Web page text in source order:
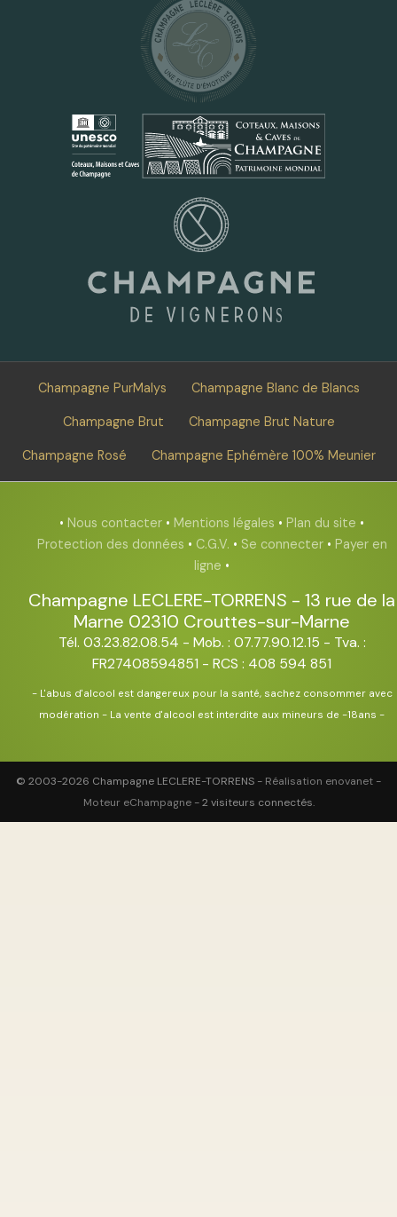
Champagne PurMalys Champagne Blanc de Blancs
Champagne Brut Champagne Brut Nature
Champagne Rosé Champagne Ephémère 100% Meunier
• Nous contacter • Mentions légales • Plan du site •
Protection des données • C.G.V. • Se connecter • Payer en
ligne •
Champagne LECLERE-TORRENS - 13 rue de la
Marne 02310 Crouttes-sur-Marne
Tél. 03.23.82.08.54 - Mob. : 07.77.90.12.15 - Tva. :
FR27408594851 - RCS : 408 594 851
- L'abus d'alcool est dangereux pour la santé, sachez consommer avec
modération - La vente d'alcool est interdite aux mineurs de -18ans -
© 2003-2026 Champagne LECLERE-TORRENS - Réalisation enovanet -
Moteur eChampagne- 2 visiteurs connectés.